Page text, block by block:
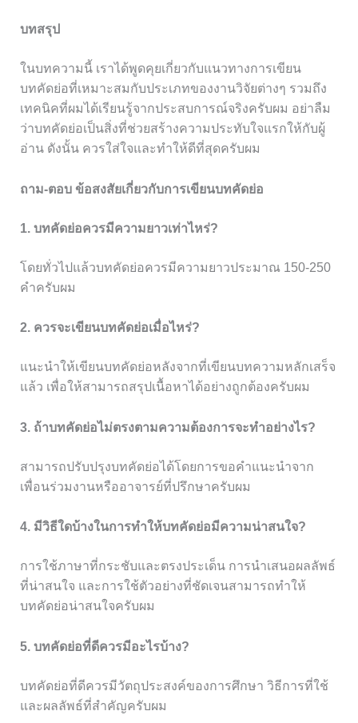
บทสรุป
ในบทความนี้ เราได้พูดคุยเกี่ยวกับแนวทางการเขียน
บทคัดย่อที่เหมาะสมกับประเภทของงานวิจัยต่างๆ รวมถึง
เทคนิคที่ผมได้เรียนรู้จากประสบการณ์จริงครับผม อย่าลืม
ว่าบทคัดย่อเป็นสิ่งที่ช่วยสร้างความประทับใจแรกให้กับผู้
อ่าน ดังนั้น ควรใส่ใจและทำให้ดีที่สุดครับผม
ถาม-ตอบ ข้อสงสัยเกี่ยวกับการเขียนบทคัดย่อ
1. บทคัดย่อควรมีความยาวเท่าไหร่?
โดยทั่วไปแล้วบทคัดย่อควรมีความยาวประมาณ 150-250
คำครับผม
2. ควรจะเขียนบทคัดย่อเมื่อไหร่?
แนะนำให้เขียนบทคัดย่อหลังจากที่เขียนบทความหลักเสร็จ
แล้ว เพื่อให้สามารถสรุปเนื้อหาได้อย่างถูกต้องครับผม
3. ถ้าบทคัดย่อไม่ตรงตามความต้องการจะทำอย่างไร?
สามารถปรับปรุงบทคัดย่อได้โดยการขอคำแนะนำจาก
เพื่อนร่วมงานหรืออาจารย์ที่ปรึกษาครับผม
4. มีวิธีใดบ้างในการทำให้บทคัดย่อมีความน่าสนใจ?
การใช้ภาษาที่กระชับและตรงประเด็น การนำเสนอผลลัพธ์
ที่น่าสนใจ และการใช้ตัวอย่างที่ชัดเจนสามารถทำให้
บทคัดย่อน่าสนใจครับผม
5. บทคัดย่อที่ดีควรมีอะไรบ้าง?
บทคัดย่อที่ดีควรมีวัตถุประสงค์ของการศึกษา วิธีการที่ใช้
และผลลัพธ์ที่สำคัญครับผม